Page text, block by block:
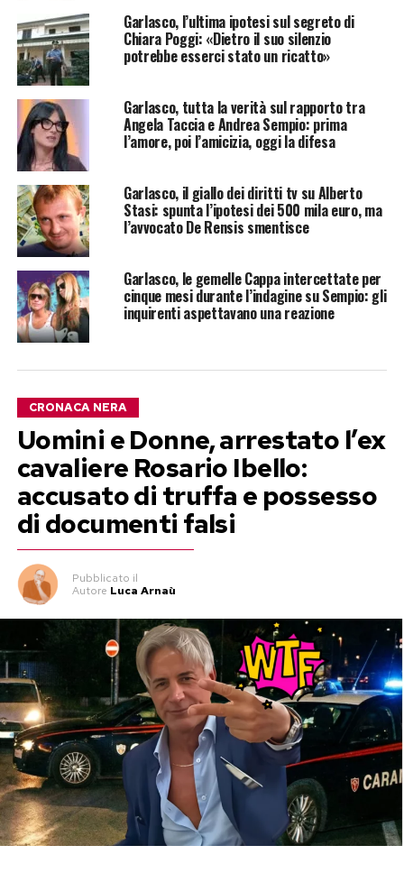
Garlasco, l’ultima ipotesi sul segreto di
Chiara Poggi: «Dietro il suo silenzio
potrebbe esserci stato un ricatto»
Garlasco, tutta la verità sul rapporto tra
Angela Taccia e Andrea Sempio: prima
l’amore, poi l’amicizia, oggi la difesa
Garlasco, il giallo dei diritti tv su Alberto
Stasi: spunta l’ipotesi dei 500 mila euro, ma
l’avvocato De Rensis smentisce
Garlasco, le gemelle Cappa intercettate per
cinque mesi durante l’indagine su Sempio: gli
inquirenti aspettavano una reazione
CRONACA NERA
Uomini e Donne, arrestato l’ex
cavaliere Rosario Ibello:
accusato di truffa e possesso
di documenti falsi
Pubblicato il
Autore Luca Arnaù